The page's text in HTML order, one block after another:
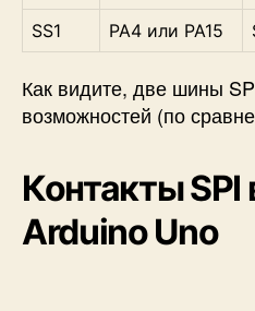
SS1
PA4 или PA15
Как видите, две шины
возможностей (по
Контакты SPI
Arduino Uno